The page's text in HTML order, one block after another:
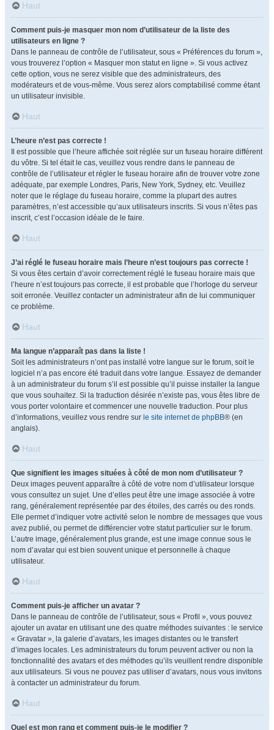
Haut
Comment puis-je masquer mon nom d’utilisateur de la liste des
utilisateurs en ligne ?
Dans le panneau de contrôle de l’utilisateur, sous « Préférences du forum »,
vous trouverez l’option « Masquer mon statut en ligne ». Si vous activez
cette option, vous ne serez visible que des administrateurs, des
modérateurs et de vous-même. Vous serez alors comptabilisé comme étant
un utilisateur invisible.
Haut
L’heure n’est pas correcte !
Il est possible que l’heure affichée soit réglée sur un fuseau horaire différent
du vôtre. Si tel était le cas, veuillez vous rendre dans le panneau de
contrôle de l’utilisateur et régler le fuseau horaire afin de trouver votre zone
adéquate, par exemple Londres, Paris, New York, Sydney, etc. Veuillez
noter que le réglage du fuseau horaire, comme la plupart des autres
paramètres, n’est accessible qu’aux utilisateurs inscrits. Si vous n’êtes pas
inscrit, c’est l’occasion idéale de le faire.
Haut
J’ai réglé le fuseau horaire mais l’heure n’est toujours pas correcte !
Si vous êtes certain d’avoir correctement réglé le fuseau horaire mais que
l’heure n’est toujours pas correcte, il est probable que l’horloge du serveur
soit erronée. Veuillez contacter un administrateur afin de lui communiquer
ce problème.
Haut
Ma langue n’apparaît pas dans la liste !
Soit les administrateurs n’ont pas installé votre langue sur le forum, soit le
logiciel n’a pas encore été traduit dans votre langue. Essayez de demander
à un administrateur du forum s’il est possible qu’il puisse installer la langue
que vous souhaitez. Si la traduction désirée n’existe pas, vous êtes libre de
vous porter volontaire et commencer une nouvelle traduction. Pour plus
d’informations, veuillez vous rendre sur le site internet de phpBB® (en
anglais).
Haut
Que signifient les images situées à côté de mon nom d’utilisateur ?
Deux images peuvent apparaître à côté de votre nom d’utilisateur lorsque
vous consultez un sujet. Une d’elles peut être une image associée à votre
rang, généralement représentée par des étoiles, des carrés ou des ronds.
Elle permet d’indiquer votre activité selon le nombre de messages que vous
avez publié, ou permet de différencier votre statut particulier sur le forum.
L’autre image, généralement plus grande, est une image connue sous le
nom d’avatar qui est bien souvent unique et personnelle à chaque
utilisateur.
Haut
Comment puis-je afficher un avatar ?
Dans le panneau de contrôle de l’utilisateur, sous « Profil », vous pouvez
ajouter un avatar en utilisant une des quatre méthodes suivantes : le service
« Gravatar », la galerie d’avatars, les images distantes ou le transfert
d’images locales. Les administrateurs du forum peuvent activer ou non la
fonctionnalité des avatars et des méthodes qu’ils veuillent rendre disponible
aux utilisateurs. Si vous ne pouvez pas utiliser d’avatars, nous vous invitons
à contacter un administrateur du forum.
Haut
Quel est mon rang et comment puis-je le modifier ?